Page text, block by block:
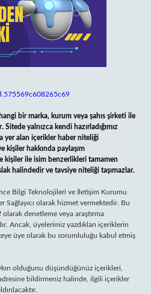
bir marka, kurum veya şahıs şirketi ile
yalnızca kendi hazırladığımız
yer alan içerikler haber niteliği
kişiler hakkında paylaşım
kişiler ile isim benzerlikleri tamamen
halindedir ve tavsiye niteliği taşımazlar.
Bilgi Teknolojileri ve İletişim Kurumu
Sağlayıcı olarak hizmet vermektedir. Bu
denetleme veya araştırma
Ancak, üyelerimiz yazdıkları içeriklerin
üye olarak bu sorumluluğu kabul etmiş
olduğunu düşündüğünüz içerikleri,
bildirmeniz halinde, ilgili içerikler